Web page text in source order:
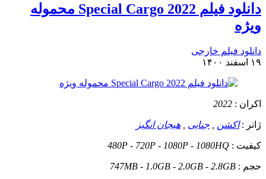
دانلود فیلم Special Cargo 2022 محموله
ویژه
دانلود فیلم خارجی
۱۹ اسفند ۱۴۰۰
اکران : 2022
ژانر :اکشن , جنایی , هیجان انگیز
کیفیت : 480P - 720P - 1080P - 1080HQ
حجم : 747MB - 1.0GB - 2.0GB - 2.8GB